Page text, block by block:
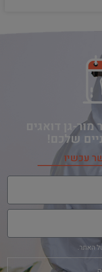
גן דואגים
שלכם!
עכשיו
האתר.